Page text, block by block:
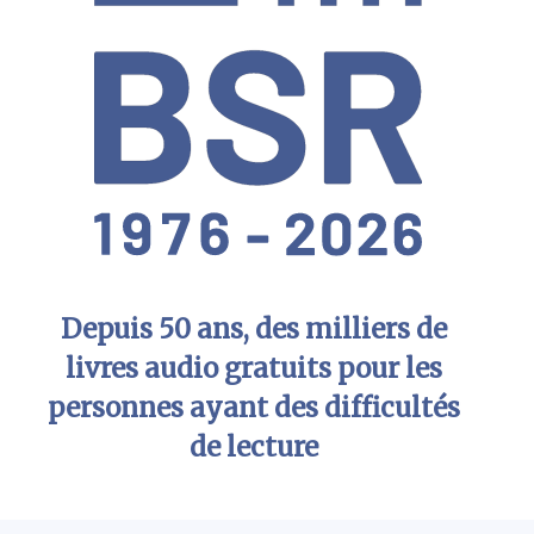
Depuis 50 ans, des milliers de
livres audio gratuits pour les
personnes ayant des difficultés
de lecture